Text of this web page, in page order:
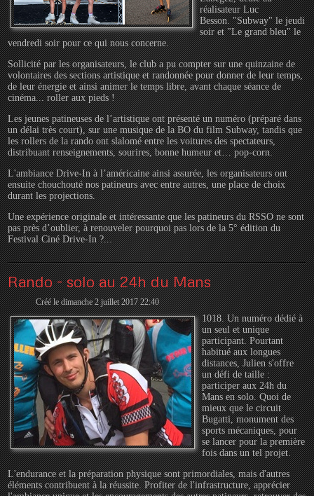
réalisateur Luc
Besson. "Subway" le jeudi
soir et "Le grand bleu" le
vendredi soir pour ce qui nous concerne.
Sollicité par les organisateurs, le club a pu compter sur une quinzaine de
volontaires des sections artistique et randonnée pour donner de leur temps,
de leur énergie et ainsi animer le temps libre, avant chaque séance de
cinéma... roller aux pieds !
Les jeunes patineuses de l’artistique ont présenté un numéro (préparé dans
un délai très court), sur une musique de la BO du film Subway, tandis que
les rollers de la rando ont slalomé entre les voitures des spectateurs,
distribuant renseignements, sourires, bonne humeur et… pop-corn.
L'ambiance Drive-In à l’américaine ainsi assurée, les organisateurs ont
ensuite chouchouté nos patineurs avec entre autres, une place de choix
durant les projections.
Une expérience originale et intéressante que les patineurs du RSSO ne sont
pas près d’oublier, à renouveler pourquoi pas lors de la 5° édition du
Festival Ciné Drive-In ?...
Rando - solo au 24h du Mans
Créé le dimanche 2 juillet 2017 22:40
1018. Un numéro dédié à
un seul et unique
participant. Pourtant
habitué aux longues
distances, Julien s'offre
un défi de taille :
participer aux 24h du
Mans en solo. Quoi de
mieux que le circuit
Bugatti, monument des
sports mécaniques, pour
se lancer pour la première
fois dans un tel projet.
L'endurance et la préparation physique sont primordiales, mais d'autres
éléments contribuent à la réussite. Profiter de l'infrastructure, apprécier